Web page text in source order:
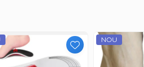
și la reducerea grăsimii
NOU